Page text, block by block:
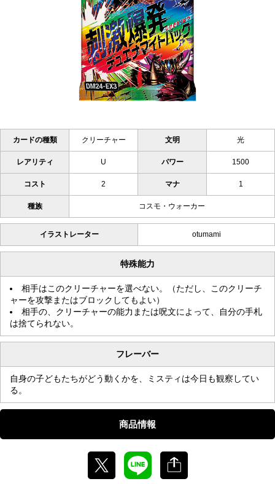
カードの種類 クリーチャー 文明 光
レアリティ U パワー 1500
コスト 2 マナ 1
種族 コスモ・ウォーカー
イラストレーター otumami
特殊能力
相手はこのクリーチャーを選べない。（ただし、このクリーチ
ャーを攻撃またはブロックしてもよい）
相手の、クリーチャーの能力または呪文によって、自分の手札
は捨てられない。
フレーバー
自身の子どもたちがどう動くかを、ミスティは今日も観察してい
る。
商品情報